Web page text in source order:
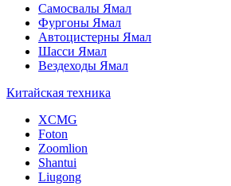
Самосвалы Ямал
Фургоны Ямал
Автоцистерны Ямал
Шасси Ямал
Вездеходы Ямал
Китайская техника
XCMG
Foton
Zoomlion
Shantui
Liugong